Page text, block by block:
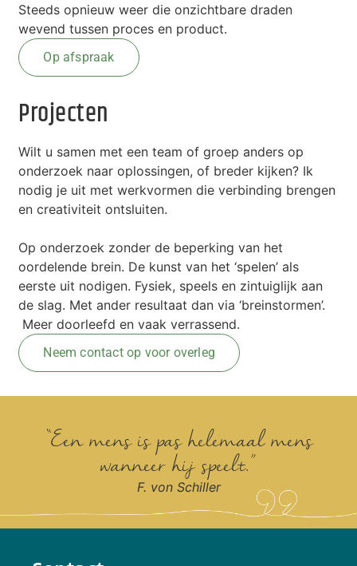
Steeds opnieuw weer die onzichtbare draden
wevend tussen proces en product.
Op afspraak
Projecten
Wilt u samen met een team of groep anders op
onderzoek naar oplossingen, of breder kijken? Ik
nodig je uit met werkvormen die verbinding brengen
en creativiteit ontsluiten.
Op onderzoek zonder de beperking van het
oordelende brein. De kunst van het ‘spelen’ als
eerste uit nodigen. Fysiek, speels en zintuiglijk aan
de slag. Met ander resultaat dan via ‘breinstormen’.
Meer doorleefd en vaak verrassend.
Neem contact op voor overleg
“Een mens is pas helemaal mens
wanneer hij speelt.”
F. von Schiller